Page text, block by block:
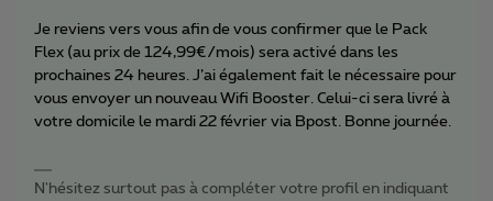
Je reviens vers vous afin de vous confirmer que le Pack
Flex (au prix de 124,99€/mois) sera activé dans les
prochaines 24 heures. J’ai également fait le nécessaire pour
vous envoyer un nouveau Wifi Booster. Celui-ci sera livré à
votre domicile le mardi 22 février via Bpost. Bonne journée.
N'hésitez surtout pas à compléter votre profil en indiquant